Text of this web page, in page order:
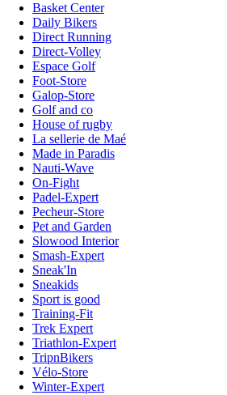
Basket Center
Daily Bikers
Direct Running
Direct-Volley
Espace Golf
Foot-Store
Galop-Store
Golf and co
House of rugby
La sellerie de Maé
Made in Paradis
Nauti-Wave
On-Fight
Padel-Expert
Pecheur-Store
Pet and Garden
Slowood Interior
Smash-Expert
Sneak'In
Sneakids
Sport is good
Training-Fit
Trek Expert
Triathlon-Expert
TripnBikers
Vélo-Store
Winter-Expert